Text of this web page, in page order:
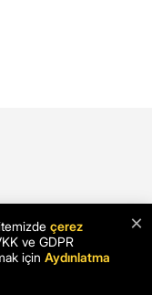
×
çerez
ve GDPR
için Aydınlatma